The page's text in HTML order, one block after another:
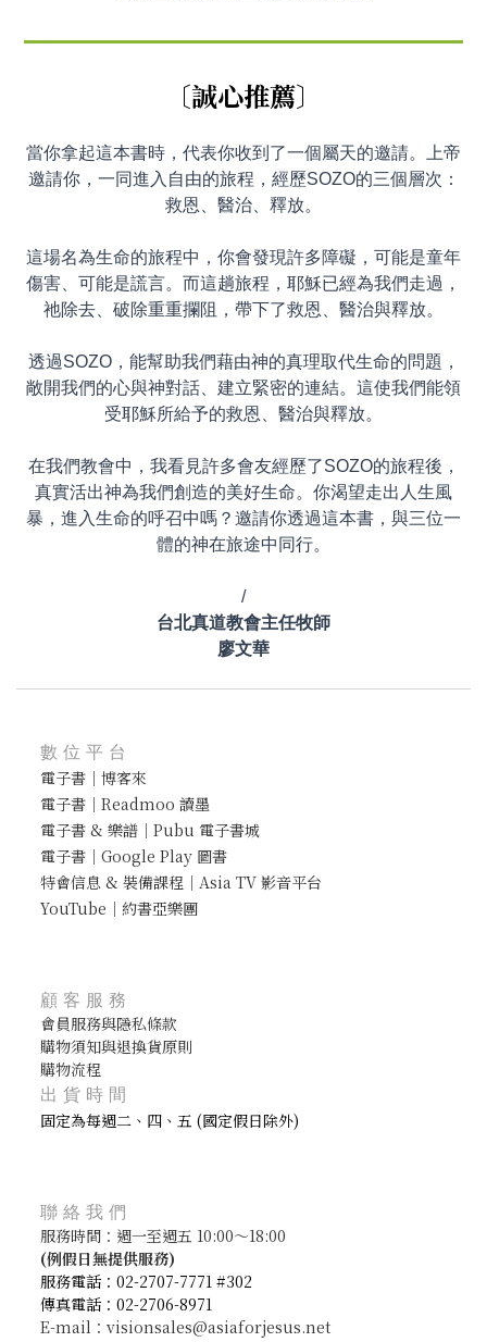
〔誠心推薦〕
當你拿起這本書時，代表你收到了一個屬天的邀請。上帝
邀請你，一同進入自由的旅程，經歷SOZO的三個層次：
救恩、醫治、釋放。
這場名為生命的旅程中，你會發現許多障礙，可能是童年
傷害、可能是謊言。而這趟旅程，耶穌已經為我們走過，
祂除去、破除重重攔阻，帶下了救恩、醫治與釋放。
透過SOZO，能幫助我們藉由神的真理取代生命的問題，
敞開我們的心與神對話、建立緊密的連結。這使我們能領
受耶穌所給予的救恩、醫治與釋放。
在我們教會中，我看見許多會友經歷了SOZO的旅程後，
真實活出神為我們創造的美好生命。你渴望走出人生風
暴，進入生命的呼召中嗎？邀請你透過這本書，與三位一
體的神在旅途中同行。
/
台北真道教會主任牧師
廖文華
數位平台
電子書｜博客來
電子書｜Readmoo 讀墨
電子書 & 樂譜｜Pubu 電子書城
電子書｜Google Play 圖書
特會信息 & 裝備課程｜Asia TV 影音平台
YouTube｜約書亞樂團
顧客服務
會員服務與隱私條款
購物須知與退換貨原則
購物流程
出貨時間
固定為每週二、四、五 (國定假日除外)
聯絡我們
服務時間：週一至週五 10:00～18:00
(例假日無提供服務)
服務電話：02-2707-7771 #302
傳真電話：02-2706-8971
E-mail：visionsales@asiaforjesus.net